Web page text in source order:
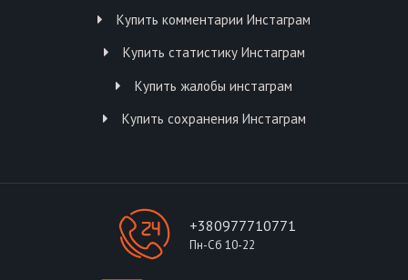
Купить комментарии Инстаграм
Купить статистику Инстаграм
Купить жалобы инстаграм
Купить сохранения Инстаграм
+380977710771
Пн-Сб 10-22